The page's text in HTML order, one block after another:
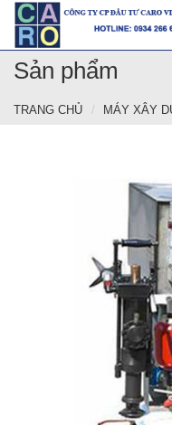
Sản phẩm
TRANG CHỦ MÁY XÂY